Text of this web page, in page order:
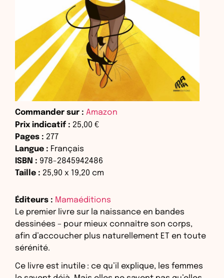
Commander sur : Amazon
Prix indicatif : 25,00 €
Pages : 277
Langue : Français
ISBN : 978-2845942486
Taille : 25,90 x 19,20 cm
Éditeurs : Mamaéditions
Le premier livre sur la naissance en bandes
dessinées – pour mieux connaître son corps,
afin d’accoucher plus naturellement ET en toute
sérénité.
Ce livre est inutile : ce qu’il explique, les femmes